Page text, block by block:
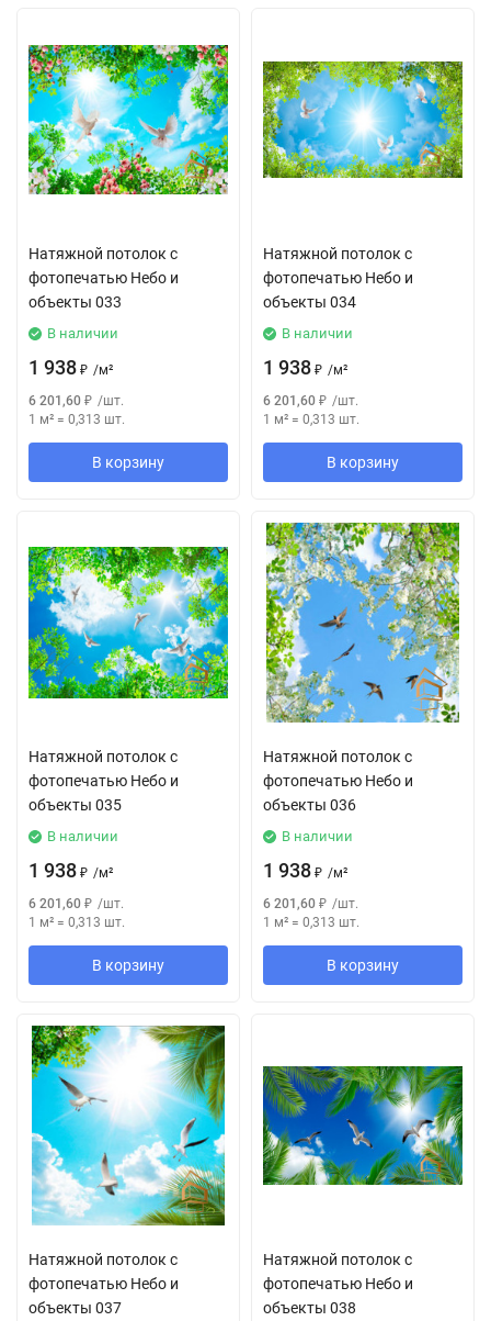
Натяжной потолок с
фотопечатью Небо и
объекты 033
В наличии
1 938 ₽ /м²
6 201,60 ₽ /шт.
1 м² = 0,313 шт.
В корзину
Натяжной потолок с
фотопечатью Небо и
объекты 034
В наличии
1 938 ₽ /м²
6 201,60 ₽ /шт.
1 м² = 0,313 шт.
В корзину
Натяжной потолок с
фотопечатью Небо и
объекты 035
В наличии
1 938 ₽ /м²
6 201,60 ₽ /шт.
1 м² = 0,313 шт.
В корзину
Натяжной потолок с
фотопечатью Небо и
объекты 036
В наличии
1 938 ₽ /м²
6 201,60 ₽ /шт.
1 м² = 0,313 шт.
В корзину
Натяжной потолок с
фотопечатью Небо и
объекты 037
Натяжной потолок с
фотопечатью Небо и
объекты 038